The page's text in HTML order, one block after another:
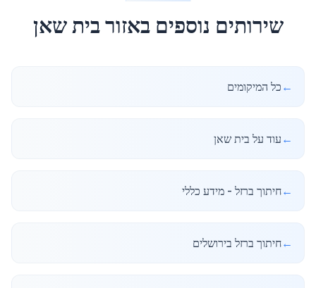
שירותים נוספים באזורבית שאן
← כל המיקומים
← עוד על בית שאן
←חיתוך ברזל - מידע כללי
←חיתוך ברזל בירושלים